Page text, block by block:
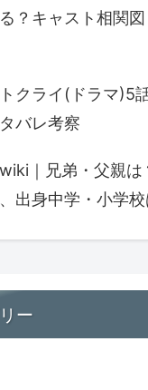
？キャスト相関
クライ(ドラマ)5
バレ考察
｜兄弟・父親は
出身中学・小学校
ー